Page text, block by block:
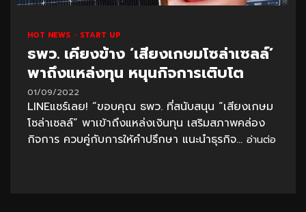
HOT NEWS START UP
ธพว. เคียงข้าง ‘เสียงเกษมโซล่าเซลล์’
พาถึงแหล่งทุน หนุนกิจการเติบโต
01/09/2022
LINEแชร์เลย! “ขอบคุณ ธพว. ที่สนับสนุน “เสียงเกษม
โซล่าเซลล์” พาเข้าถึงแหล่งเงินทุน เสริมสภาพคล่อง
กิจการ ควบคู่กับการให้คำปรึกษา แนะนำธุรกิจ... อ่านต่อ